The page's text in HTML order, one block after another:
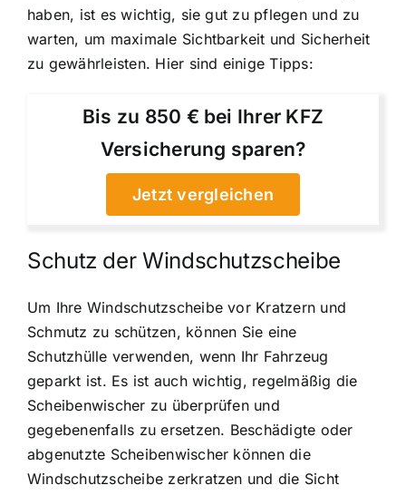
haben, ist es wichtig, sie gut zu pflegen und zu
warten, um maximale Sichtbarkeit und Sicherheit
zu gewährleisten. Hier sind einige Tipps:
Bis zu 850 € bei Ihrer KFZ
Versicherung sparen?
Jetzt vergleichen
Schutz der Windschutzscheibe
Um Ihre Windschutzscheibe vor Kratzern und
Schmutz zu schützen, können Sie eine
Schutzhülle verwenden, wenn Ihr Fahrzeug
geparkt ist. Es ist auch wichtig, regelmäßig die
Scheibenwischer zu überprüfen und
gegebenenfalls zu ersetzen. Beschädigte oder
abgenutzte Scheibenwischer können die
Windschutzscheibe zerkratzen und die Sicht